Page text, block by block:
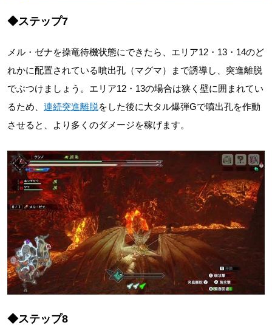
◆ステップ7
メル・ゼナを操竜待機状態にできたら、エリア12・13・14のど
れかに配置されている噴出孔（マグマ）まで誘導し、突進離脱
でぶつけましょう。エリア12・13の場合は狭く壁に囲まれてい
るため、 連続突進離脱をした後に大タル爆弾Gで噴出孔を作動
させると、より多くのダメージを稼げます。
◆ステップ8